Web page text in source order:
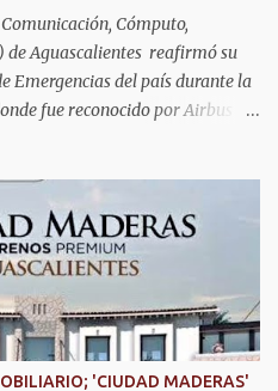
de Servi...Cómputo,
de Aguascalientes reafirmó su
Emergencias del país durante la
fue reconocido por Airbus
emergencias. Este encuentro
nacionales e internacionales y
seguridad para intercambiar
más avanzadas en la
Olmos Álvarez, señaló que este
capacidad operativa, la
y los modelos
'CIUDAD MADERAS'